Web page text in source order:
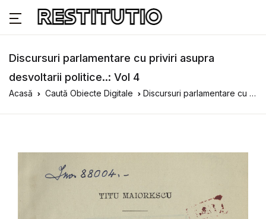
Discursuri parlamentare cu priviri asupra
desvoltarii politice..: Vol 4
Acasă Caută Obiecte Digitale Discursuri parlamentare cu priviri asupra desvoltarii politice..: Vol 4